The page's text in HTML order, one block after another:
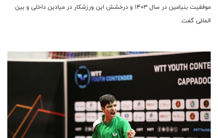
موفقیت بنیامین در سال ۱۴۰۳ و درخشش این ورزشکار در میادین داخلی و بین
المللی گفت.